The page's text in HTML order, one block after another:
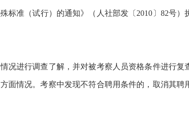
准（试行）的通知》（人社部发〔2010〕82号）
进行调查了解，并对被考察人员资格条件进行复
面情况。考察中发现不符合聘用条件的，取消其聘